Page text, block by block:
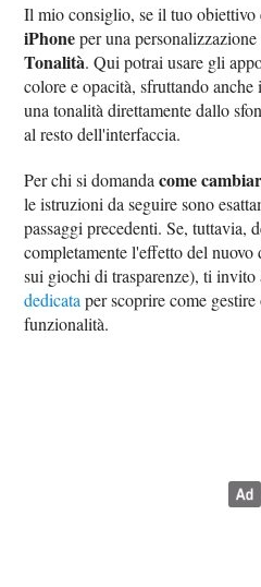
Il mio consiglio, se il tuo
iPhoneper una
Tonalità. Qui potrai usare gli
colore e opacità, sfruttando
una tonalità direttamente dallo
al resto dell'interfaccia.
Per chi si domandacome
le istruzioni da seguire sono
passaggi precedenti. Se, tuttavia,
completamente l'effetto del
sui giochi di trasparenze), ti invito
dedicataper scoprire come
funzionalità.